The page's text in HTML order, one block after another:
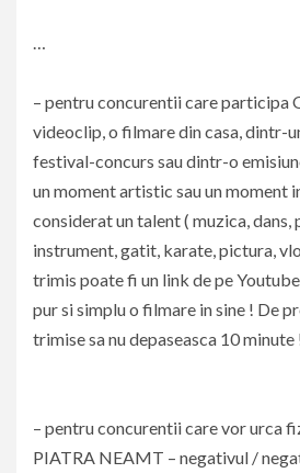
…
– pentru concurentii care participa
videoclip, o filmare din casa, dintr-
festival-concurs sau dintr-o
un moment artistic sau un moment
considerat un talent ( muzica, dans,
instrument, gatit, karate, pictura,
trimis poate fi un link de pe
pur si simplu o filmare in sine ! De
trimise sa nu depaseasca 10 minute
– pentru concurentii care vor urca
PIATRA NEAMT – negativul /